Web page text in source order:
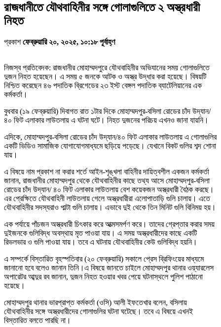
রাজধানীতে যৌথবাহিনীর সঙ্গে গোলাগুলিতে ২ অস্ত্রধারী
নিহত
প্রকাশফেব্রুয়ারি ২০, ২০২৫, ১০:১৮ পূর্বাহ্ণ
নিজস্ব প্রতিবেদক: রাজধানীর মোহাম্মদপুরে যৌথবাহিনীর অভিযানের সময় গোলাগুলিতে
দুজন নিহত হয়েছেন। এ সময় ৫ জনকে আটক ও অস্ত্র উদ্ধার করা হয়েছে। বিষয়টি
নিশ্চিত করেছেন ৪৬ পদাতিক ব্রিগেডের ২৩ ইস্ট বেঙ্গল পদাতিক ব্যাটেলিয়ানের এক
কর্মকর্তা।
বুধবার (১৯ ফেব্রুয়ারি) দিবাগত রাত ১টার দিকে মোহাম্মদপুর-বসিলা রোডের চাঁদ উদ্যান/
৪০ ফিট এলাকার লাউতলায় এ ঘটনা ঘটে। নিহত দুজনের পরিচয় এখনও জানা যায়নি।
এদিকে, মোহাম্মদপুর-বসিলা রোডের চাঁদ উদ্যান/৪০ ফিট এলাকার লাউতলায় এ গোলাগুলির
একটি ভিডিও সামাজিক যোগাযোগমাধ্যমে ছড়িয়ে পড়েছে। যেখানে বিকট গুলির শব্দ শোনা
যায়।
এ বিষয়ে নাম প্রকাশ না করার শর্তে আইন-শৃঙ্খলা বাহিনীর দায়িত্বশীল একজন কর্মকর্তা
জানান, রাজধানীর মোহাম্মদপুর থেকে যৌথবাহিনীর কাছে তথ্য আসে মোহাম্মদপুর-বসিলা
রোডের চাঁদ উদ্যান/ ৪০ ফিট এলাকার লাউতলায় বেশ কয়েকজন অস্ত্রধারী বৈঠক করছে।
এর প্রেক্ষিতে যৌথবাহিনী লাউতলায় গেলে অস্ত্রধারীরা এলোপাতাড়ি গুলি চালায়। এতে
যৌথবাহিনীর সদস্যরাও পাল্টা গুলি চালায়। এভাবে দুই থেকে তিন মিনিট গুলি বিনিময় হয়।
এক পর্যায়ে পাঁচজন অস্ত্রধারী চিৎকার করে আত্মসমর্পণ করে। তাদের গ্রেপ্তার করার সময়
দুইজনকে গুলিবিদ্ধ অবস্থায় মৃত পাওয়া যায়। এ সময় অস্ত্রধারীদের কাছে একটি
রিভলভার ও গুলি পাওয়া যায়। তবে এ ঘটনায় যৌথবাহিনীর কেউ গুলিবিদ্ধ হয়নি।
এ সম্পর্কে বিস্তারিত বৃহস্পতিবার (২০ ফেব্রুয়ারি) সকালে প্রেস ব্রিফিংয়ের মাধ্যমে
জানানো হবে বলেও জানান তিনি।এ বিষয়ে জানতে চাইলে মোহাম্মদপুর থানার ওয়্যারলেস
অপারেটর আব্দুর রব জানান, দুজন নিহত হওয়ার খবর পেয়ে ঘটনাস্থলে পুলিশ পাঠানো
হয়েছে।
মোহাম্মদপুর থানার ভারপ্রাপ্ত কর্মকর্তা (ওসি) আলী ইফতেখার বলেন, বসিলায়
যৌথবাহিনীর সঙ্গে অস্ত্রধারীদের গোলাগুলির ঘটনা ঘটেছে। তবে এ বিষয়ে এখনই
বিস্তারিত বলতে পারছি না।